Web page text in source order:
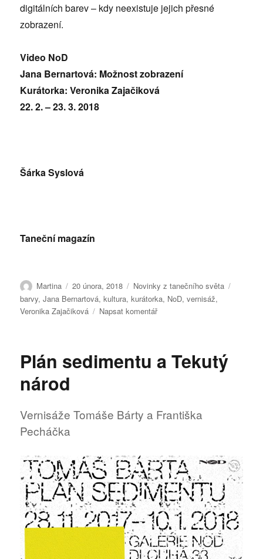
digitálních barev – kdy neexistuje jejich přesné
zobrazení.
Video NoD
Jana Bernartová: Možnost zobrazení
Kurátorka: Veronika Zajačiková
22. 2. – 23. 3. 2018
Šárka Syslová
Taneční magazín
Autor:
Martina Publikováno:
20 února, 2018 Rubriky:
Novinky z tanečního světa
barvy,Jana Bernartová,kultura,kurátorka, NoD,vernisáž,
Veronika Zajačiková
Napsat komentářpro
Možnost
Plán sedimentu a Tekutý
národ
Vernisáže Tomáše Bárty a Františka
Pecháčka